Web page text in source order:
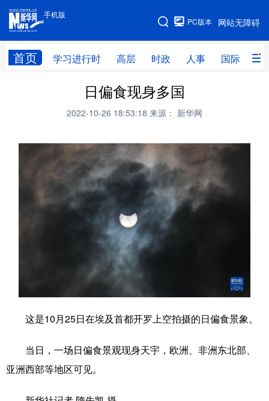
手机版
网站无障碍
PC版本
首页 学习进行时 高层 时政 人事 国际 财
手机版
网站地图
高层 时政
财经 网评
台湾 思客智库 全球连线 教育
科技 科创 量子
文化 书画 健康 军事
视频 图片
中央文件 金融
人居
溯源中国
城市 旅游 能源 会展
公益 一带一路
日偏食现身多国
2022-10-26 18:53:18 来源： 新华网
这是10月25日在埃及首都开罗上空拍摄的日偏食景象。
当日，一场日偏食景观现身天宇，欧洲、非洲东北部、
亚洲西部等地区可见。